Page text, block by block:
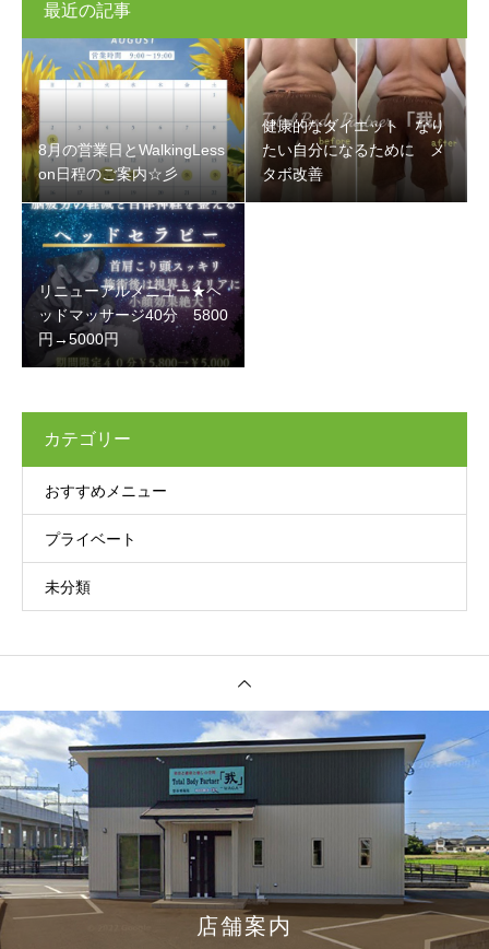
最近の記事
8月の営業日とWalkingLess
on日程のご案内☆彡
健康的なダイエット なり
たい自分になるために メ
タボ改善
リニューアルメニュー★ヘ
ッドマッサージ40分 5800
円→5000円
カテゴリー
おすすめメニュー
プライベート
未分類
店舗案内